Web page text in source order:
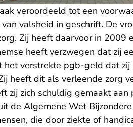
veroordeeld tot een
valsheid in geschrift. De
Zij heeft daarvoor in 2009
heeft verzwegen dat zij
verstrekte pgb-geld dat zij
heeft dit als verleende zorg
zij zich schuldig gemaakt
de Algemene Wet
die door ziekte of